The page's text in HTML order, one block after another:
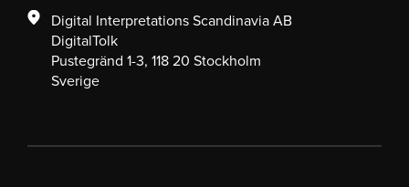
Digital Interpretations Scandinavia AB
DigitalTolk
Pustegränd 1-3, 118 20 Stockholm
Sverige